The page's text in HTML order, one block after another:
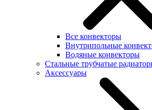
Все конвекторы
Внутрипольные
Водяные конвекторы
Стальные трубчатые
Аксессуары